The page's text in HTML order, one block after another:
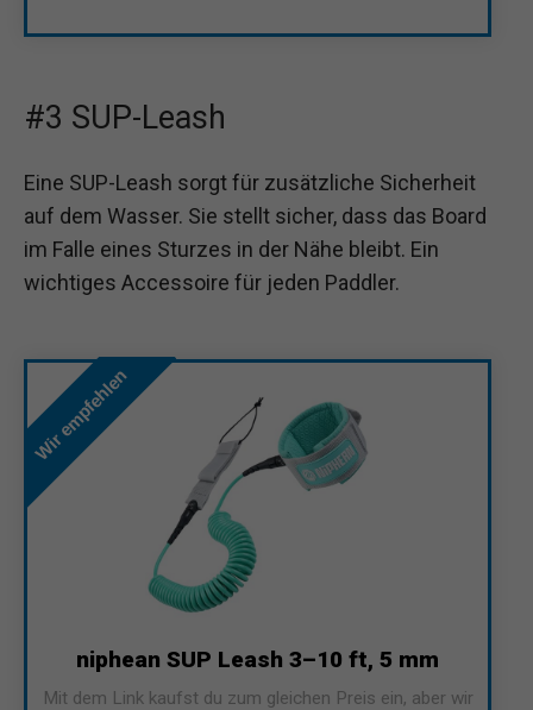
#3 SUP-Leash
Eine SUP-Leash sorgt für zusätzliche Sicherheit
auf dem Wasser. Sie stellt sicher, dass das Board
im Falle eines Sturzes in der Nähe bleibt. Ein
wichtiges Accessoire für jeden Paddler.
Wir empfehlen
niphean SUP Leash 3–10 ft, 5 mm
Mit dem Link kaufst du zum gleichen Preis ein, aber wir